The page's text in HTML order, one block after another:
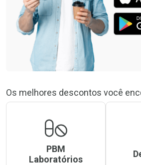
Os melhores descontos você
PBM
Laboratórios